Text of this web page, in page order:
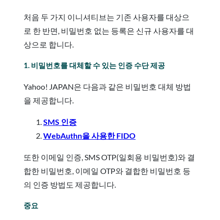
처음 두 가지 이니셔티브는 기존 사용자를 대상으
로 한 반면, 비밀번호 없는 등록은 신규 사용자를 대
상으로 합니다.
1. 비밀번호를 대체할 수 있는 인증 수단 제공
Yahoo! JAPAN은 다음과 같은 비밀번호 대체 방법
을 제공합니다.
SMS 인증
WebAuthn을 사용한 FIDO
또한 이메일 인증, SMS OTP(일회용 비밀번호)와 결
합한 비밀번호, 이메일 OTP와 결합한 비밀번호 등
의 인증 방법도 제공합니다.
중요